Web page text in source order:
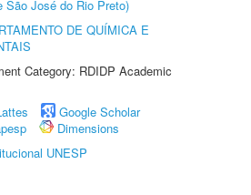
São José do Rio Preto)
DE QUÍMICA E
Category: RDIDP Academic
Google Scholar
Dimensions
UNESP